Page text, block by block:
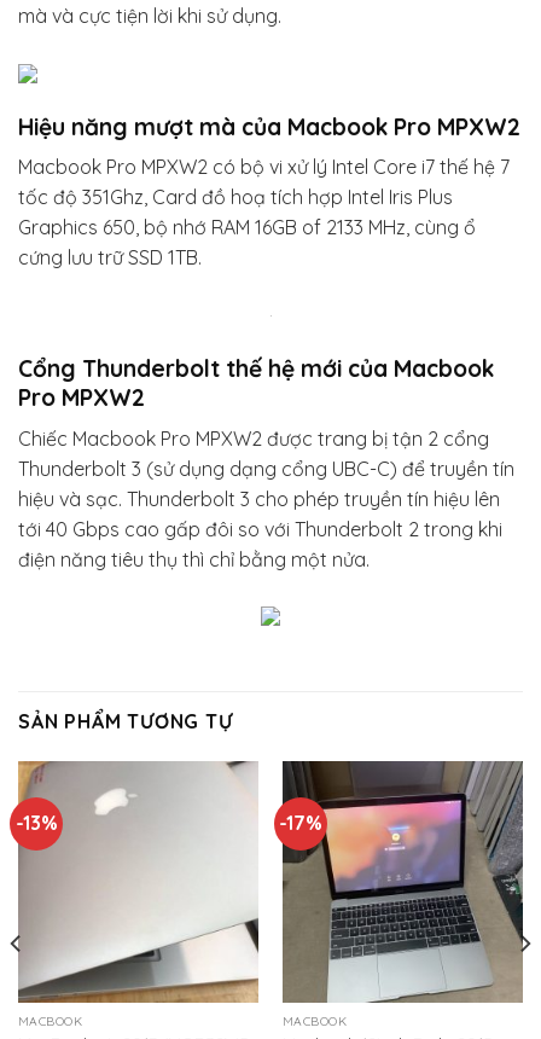
mà và cực tiện lời khi sử dụng.
Hiệu năng mượt mà của Macbook Pro MPXW2
Macbook Pro MPXW2 có bộ vi xử lý Intel Core i7 thế hệ 7
tốc độ 351Ghz, Card đồ hoạ tích hợp Intel Iris Plus
Graphics 650, bộ nhớ RAM 16GB of 2133 MHz, cùng ổ
cứng lưu trữ SSD 1TB.
Cổng Thunderbolt thế hệ mới của Macbook
Pro MPXW2
Chiếc Macbook Pro MPXW2 được trang bị tận 2 cổng
Thunderbolt 3 (sử dụng dạng cổng UBC-C) để truyền tín
hiệu và sạc. Thunderbolt 3 cho phép truyền tín hiệu lên
tới 40 Gbps cao gấp đôi so với Thunderbolt 2 trong khi
điện năng tiêu thụ thì chỉ bằng một nửa.
SẢN PHẨM TƯƠNG TỰ
-13%
MACBOOK
-17%
MACBOOK